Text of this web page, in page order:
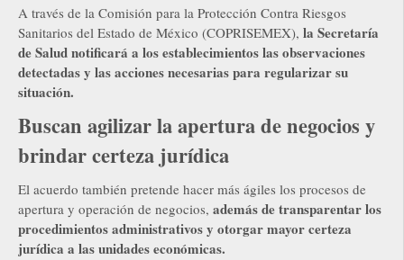
A través de la Comisión para la Protección Contra Riesgos
Sanitarios del Estado de México (COPRISEMEX), la Secretaría
de Salud notificará a los establecimientos las observaciones
detectadas y las acciones necesarias para regularizar su
situación.
Buscan agilizar la apertura de negocios y
brindar certeza jurídica
El acuerdo también pretende hacer más ágiles los procesos de
apertura y operación de negocios, además de transparentar los
procedimientos administrativos y otorgar mayor certeza
jurídica a las unidades económicas.